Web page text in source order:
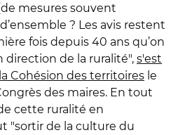
mesures souvent
? Les avis restent
fois depuis 40 ans qu’on
direction de la ruralité", s'est
Cohésion des territoires le
des maires. En tout
cette ruralité en
"sortir de la culture du